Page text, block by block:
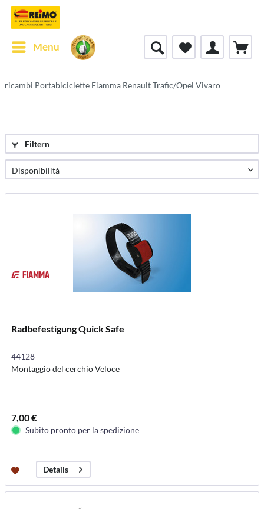
Menu
ricambi Portabiciclette Fiamma Renault Trafic/Opel Vivaro
Filtern
Radbefestigung Quick Safe
44128
Montaggio del cerchio Veloce
7,00 €
Subito pronto per la spedizione
Details